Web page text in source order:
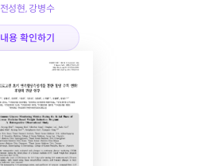
전성현, 강병수
내용 확인하기